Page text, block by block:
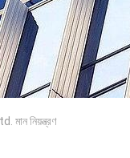
নিয়ন্ত্রণ